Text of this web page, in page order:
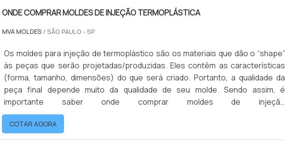
ONDE COMPRAR MOLDES DE INJEÇÃO TERMOPLÁSTICA
MVA MOLDES/ SÃO PAULO - SP
Os moldes para injeção de termoplástico são os materiais que dão o “shape”
às peças que serão projetadas/produzidas. Eles contêm as características
(forma, tamanho, dimensões) do que será criado. Portanto, a qualidade da
peça final depende muito da qualidade de seu molde. Sendo assim, é
importante saber onde comprar moldes de injeção
termoplástica!Normalmente, os moldes são confeccionados em aço ou ligas
metálicas, tendo a sua estrutura básica formada por cavidades, onde o
plástico é.
COTAR AGORA